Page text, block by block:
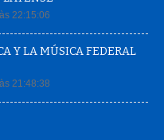
22:15:06
Y LA MÚSICA FEDERAL
21:48:38